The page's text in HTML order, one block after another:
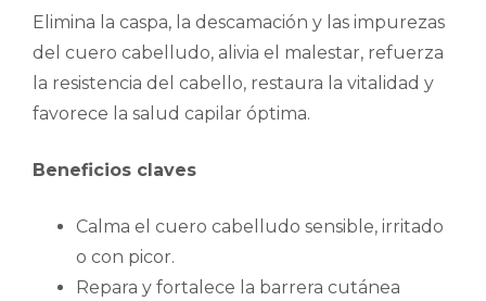
Elimina la caspa, la descamación y las impurezas
del cuero cabelludo, alivia el malestar, refuerza
la resistencia del cabello, restaura la vitalidad y
favorece la salud capilar óptima.
Beneficios claves
Calma el cuero cabelludo sensible, irritado
o con picor.
Repara y fortalece la barrera cutánea